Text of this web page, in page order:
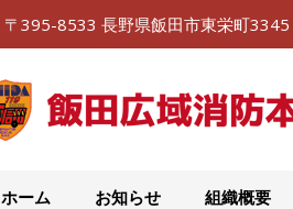
〒395-8533 長野県飯田市東栄町
ホーム お知らせ 組織概要
ホーム お知